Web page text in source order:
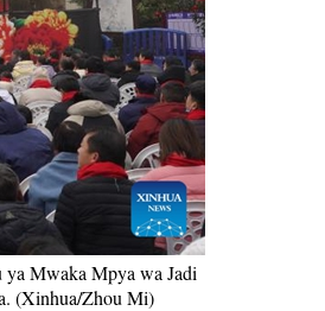
ya Mwaka Mpya wa Jadi
(Xinhua/Zhou Mi)